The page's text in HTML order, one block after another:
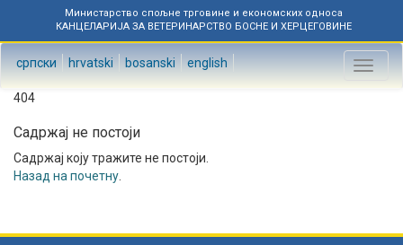
Министарство спољне трговине и економских односа
КАНЦЕЛАРИЈА ЗА ВЕТЕРИНАРСТВО БОСНЕ И ХЕРЦЕГОВИНЕ
српски hrvatski bosanski english
Toggle
404
Садржај не постоји
Садржај коју тражите не постоји.
Назад на почетну